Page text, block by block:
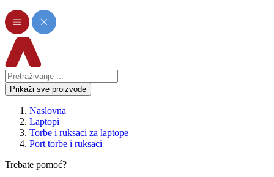
Prikaži sve proizvode
Naslovna
Laptopi
Torbe i ruksaci za laptope
Port torbe i ruksaci
Trebate pomoć?